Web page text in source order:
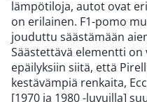
lämpötiloja, autot ovat
on erilainen. F1-pomo
jouduttu säästämään
Säästettävä elementti
epäilyksiin siitä, että
kestävämpiä renkaita,
[1970 ja 1980 -luvuilla]